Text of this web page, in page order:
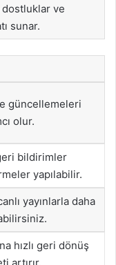
dostluklar ve
sunar.
güncellemeleri
olur.
bildirimler
yapılabilir.
yayınlarla daha
hızlı geri dönüş
artırır.